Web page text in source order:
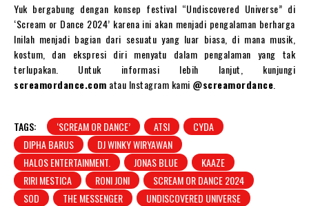
Yuk bergabung dengan konsep festival “Undiscovered Universe” di
‘Scream or Dance 2024’ karena ini akan menjadi pengalaman berharga
Inilah menjadi bagian dari sesuatu yang luar biasa, di mana musik,
kostum, dan ekspresi diri menyatu dalam pengalaman yang tak
terlupakan. Untuk informasi lebih lanjut, kunjungi
screamordance.com atau Instagram kami @screamordance
TAGS: ‘SCREAM OR DANCE’ ATSI
CYDA
DIPHA BARUS
DJ WINKY WIRYAWAN
HALOS ENTERTAINMENT.
JONAS BLUE
KAAZE
RIRI MESTICA
RONI JONI
SCREAM OR DANCE 2024
SOD
THE MESSENGER
UNDISCOVERED UNIVERSE